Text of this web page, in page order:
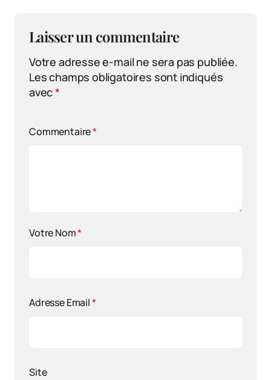
Laisser un commentaire
Votre adresse e-mail ne sera pas publiée.
Les champs obligatoires sont indiqués
avec*
Commentaire*
Votre Nom*
Adresse Email*
Site